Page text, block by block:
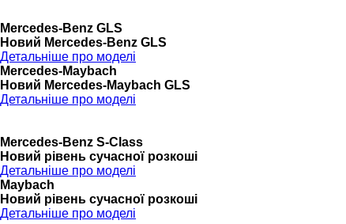
Mercedes-Benz GLS
Новий Mercedes-Benz GLS
Детальніше про моделі
Mercedes-Maybach
Новий Mercedes-Maybach GLS
Детальніше про моделі
Mercedes-Benz S-Class
Новий рівень сучасної розкоші
Детальніше про моделі
Maybach
Новий рівень сучасної розкоші
Детальніше про моделі